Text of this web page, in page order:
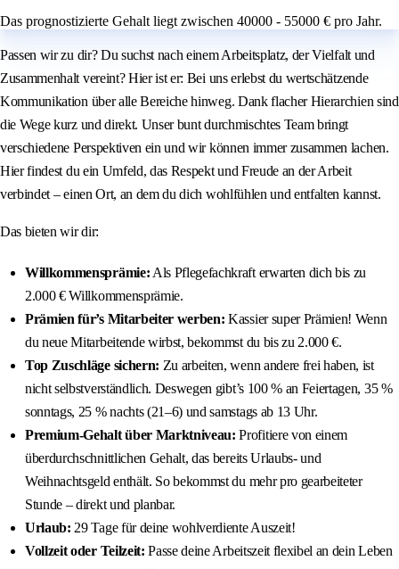
Das prognostizierte Gehalt liegt zwischen 40000 - 55000 € pro Jahr.
Passen wir zu dir? Du suchst nach einem Arbeitsplatz, der Vielfalt und
Zusammenhalt vereint? Hier ist er: Bei uns erlebst du wertschätzende
Kommunikation über alle Bereiche hinweg. Dank flacher Hierarchien sind
die Wege kurz und direkt. Unser bunt durchmischtes Team bringt
verschiedene Perspektiven ein und wir können immer zusammen lachen.
Hier findest du ein Umfeld, das Respekt und Freude an der Arbeit
verbindet – einen Ort, an dem du dich wohlfühlen und entfalten kannst.
Das bieten wir dir:
Willkommensprämie: Als Pflegefachkraft erwarten dich bis zu
2.000 € Willkommensprämie.
Prämien für’s Mitarbeiter werben: Kassier super Prämien! Wenn
du neue Mitarbeitende wirbst, bekommst du bis zu 2.000 €.
Top Zuschläge sichern: Zu arbeiten, wenn andere frei haben, ist
nicht selbstverständlich. Deswegen gibt’s 100 % an Feiertagen, 35 %
sonntags, 25 % nachts (21–6) und samstags ab 13 Uhr.
Premium-Gehalt über Marktniveau: Profitiere von einem
überdurchschnittlichen Gehalt, das bereits Urlaubs- und
Weihnachtsgeld enthält. So bekommst du mehr pro gearbeiteter
Stunde – direkt und planbar.
Urlaub: 29 Tage für deine wohlverdiente Auszeit!
Vollzeit oder Teilzeit: Passe deine Arbeitszeit flexibel an dein Leben